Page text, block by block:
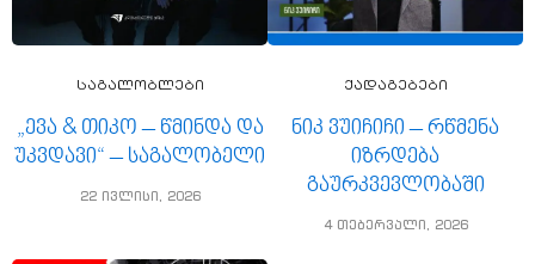
საგალობლები
„ევა & თიკო – წმინდა და
უკვდავი“ – საგალობელი
22 ივლისი, 2026
ქადაგებები
ნიკ ვუიჩიჩი – რწმენა
იზრდება
გაურკვევლობაში
4 თებერვალი, 2026